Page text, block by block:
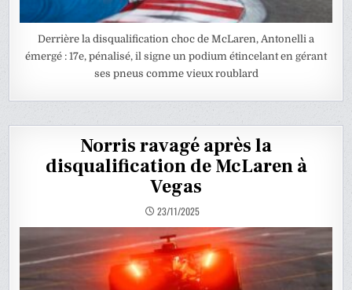
Derrière la disqualification choc de McLaren, Antonelli a
émergé : 17e, pénalisé, il signe un podium étincelant en gérant
ses pneus comme vieux roublard
Norris ravagé après la
disqualification de McLaren à
Vegas
23/11/2025